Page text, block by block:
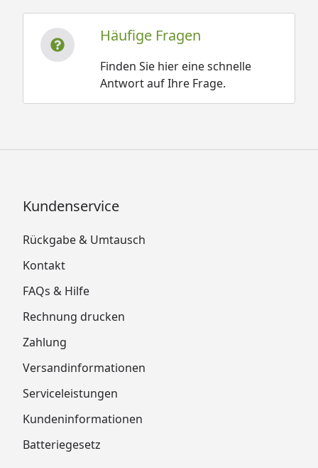
Häufige Fragen
Finden Sie hier eine schnelle
Antwort auf Ihre Frage.
Kundenservice
Rückgabe & Umtausch
Kontakt
FAQs & Hilfe
Rechnung drucken
Zahlung
Versandinformationen
Serviceleistungen
Kundeninformationen
Batteriegesetz